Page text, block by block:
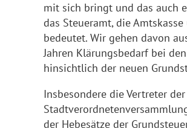
mit sich bringt und das auch
das Steueramt, die
bedeutet. Wir gehen davon
Jahren Klärungsbedarf bei
hinsichtlich der neuen
Insbesondere die Vertreter
der Hebesätze der